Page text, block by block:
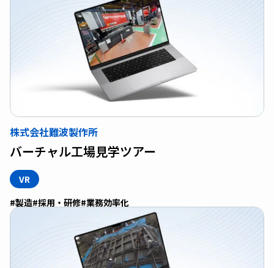
株式会社難波製作所
バーチャル工場見学ツアー
VR
#製造#採用・研修#業務効率化